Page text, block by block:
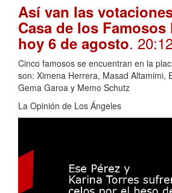
Así van las
Casa de los Famosos
hoy 6 de agosto.
Cinco famosos se encuentran en la
son: Ximena Herrera, Masad Altamimi,
Gema Garoa y Memo Schutz
La Opinión de Los Ángeles